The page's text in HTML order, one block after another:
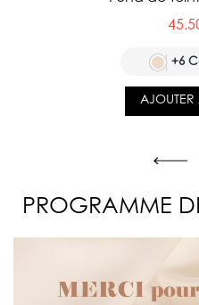
+6
AJOUTER
PROGRAMME